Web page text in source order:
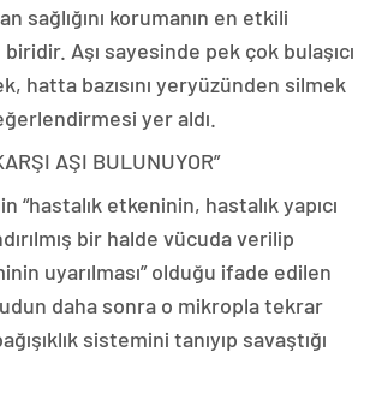
sağlığını korumanın en etkili
Aşı sayesinde pek çok bulaşıcı
hatta bazısını yeryüzünden silmek
yer aldı.
AŞI BULUNUYOR”
“hastalık etkeninin, hastalık yapıcı
bir halde vücuda verilip
uyarılması” olduğu ifade edilen
daha sonra o mikropla tekrar
sistemini tanıyıp savaştığı